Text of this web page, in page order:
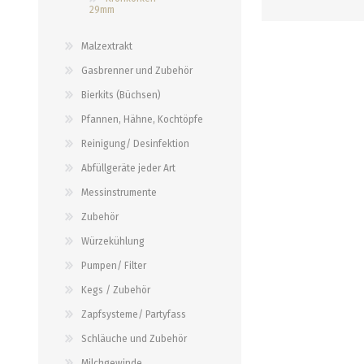
29mm
Malzextrakt
Gasbrenner und Zubehör
Bierkits (Büchsen)
Pfannen, Hähne, Kochtöpfe
Reinigung/ Desinfektion
Abfüllgeräte jeder Art
Messinstrumente
Zubehör
Würzekühlung
Pumpen/ Filter
Kegs / Zubehör
Zapfsysteme/ Partyfass
Schläuche und Zubehör